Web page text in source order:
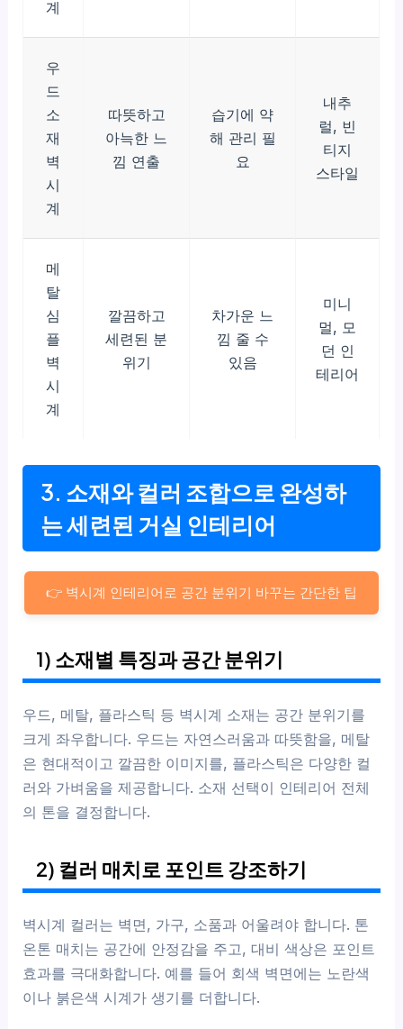
계
우
드
소
재
벽
시
계
따뜻하고
아늑한 느
낌 연출
습기에 약
해 관리 필
요
내추
럴, 빈
티지
스타일
메
탈
심
플
벽
시
계
깔끔하고
세련된 분
위기
차가운 느
낌 줄 수
있음
미니
멀, 모
던 인
테리어
3. 소재와 컬러 조합으로 완성하
는 세련된 거실 인테리어
👉 벽시계 인테리어로 공간 분위기 바꾸는 간단한 팁
1) 소재별 특징과 공간 분위기
우드, 메탈, 플라스틱 등 벽시계 소재는 공간 분위기를
크게 좌우합니다. 우드는 자연스러움과 따뜻함을, 메탈
은 현대적이고 깔끔한 이미지를, 플라스틱은 다양한 컬
러와 가벼움을 제공합니다. 소재 선택이 인테리어 전체
의 톤을 결정합니다.
2) 컬러 매치로 포인트 강조하기
벽시계 컬러는 벽면, 가구, 소품과 어울려야 합니다. 톤
온톤 매치는 공간에 안정감을 주고, 대비 색상은 포인트
효과를 극대화합니다. 예를 들어 회색 벽면에는 노란색
이나 붉은색 시계가 생기를 더합니다.